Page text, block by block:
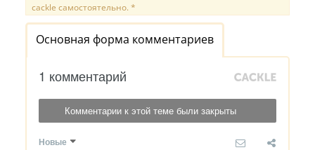
cackle самостоятельно. *
Основная форма комментариев
1 комментарий
Комментарии к этой теме были закрыты
Новые